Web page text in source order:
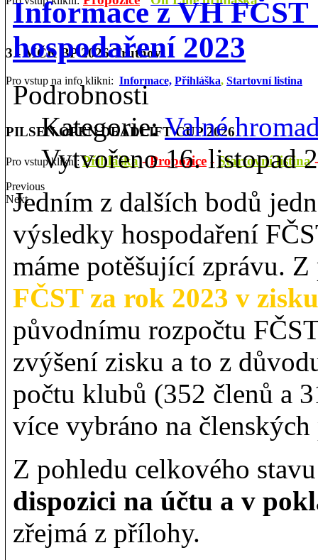
3 - MČR BP 2026 Trutnov
Pro vstup na info klikni: Informace, Přihláška, Startovní listina
PILSEN OPEN DEADLIFT CUP 2026
Pro vstup klikni:Přihláška-Propozice -Startovní listina
Previous
Next
Informace z VH FČST
hospodaření 2023
Podrobnosti
Kategorie:Valné
Vytvořeno 16. listopad
Jedním z dalších bodů
výsledky hospodaření
máme potěšující zprávu.
FČST za rok 2023 v
původnímu rozpočtu
zvýšení zisku a to z
počtu klubů (352 členů a
více vybráno na
Z pohledu celkového
dispozici na účtu a v
zřejmá z přílohy.